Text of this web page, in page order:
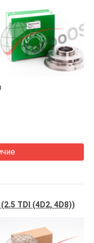
TDI (4D2, 4D8))